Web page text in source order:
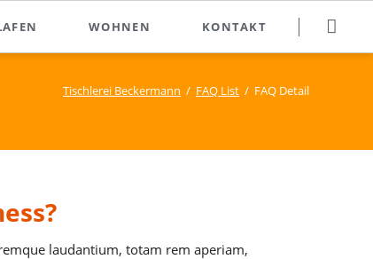
überspringen
WOHNEN KONTAKT
Tischlerei Beckermann FAQ List FAQ Detail
laudantium, totam rem aperiam,